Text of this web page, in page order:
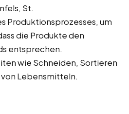
St.
Produktionsprozesses, um
die Produkte den
entsprechen.
wie Schneiden, Sortieren
Lebensmitteln.